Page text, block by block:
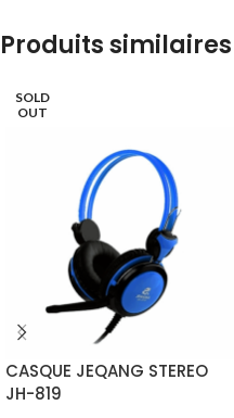
Produits similaires
SOLD
OUT
CASQUE JEQANG STEREO
JH-819